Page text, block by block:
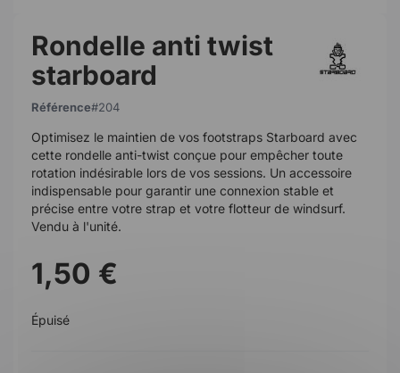
Rondelle anti twist
starboard
Référence 204
Optimisez le maintien de vos footstraps Starboard avec
cette rondelle anti-twist conçue pour empêcher toute
rotation indésirable lors de vos sessions. Un accessoire
indispensable pour garantir une connexion stable et
précise entre votre strap et votre flotteur de windsurf.
Vendu à l'unité.
1,50 €
Épuisé